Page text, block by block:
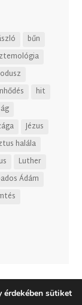
bűn
hit
Jézus
halála
Luther
Ádám
sütiket